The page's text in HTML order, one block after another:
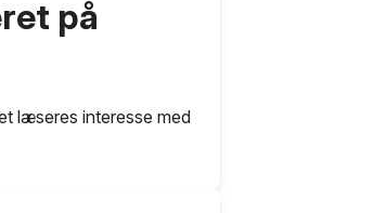
på
læseres interesse med